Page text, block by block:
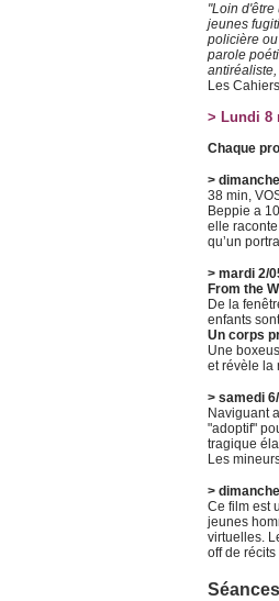
"Loin d'être
jeunes
policière
parole
Les
> Lundi 8
Chaque
>
38 min,
Beppie a
elle
qu’un
> mardi 2/
From the
De la
enfants
Un corps
Une
et révèle la
> samedi
Naviguant
"adoptif"
tragique
Les
>
Ce film est
jeunes
virtuelles.
off de
Séances